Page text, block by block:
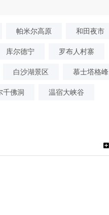
帕米尔高原 和田夜市
库尔德宁 罗布人村寨
白沙湖景区 慕士塔格峰
千佛洞 温宿大峡谷